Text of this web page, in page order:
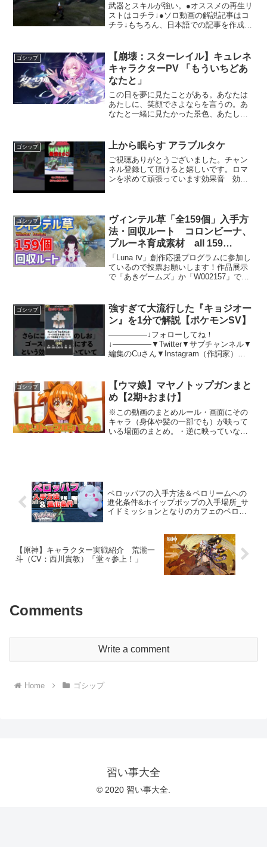
武器とスキルが強い。●オススメの再生リ
ストはコチラ↓●ソロ動画の解説記事はコ
チラ↓もちろん、日本語での記事を作成い
そのトピックに基づいた情報提供を行い
ます。ここでは「パ...
ゴシップ
【崩壊：スターレイル】キュレネ
キャラクターPV 「もういちどあ
なたと」
この日を夢に見たことがある。あなたは
あたしに、笑顔でさよならを言うの。あ
なたと一緒に見たかった景色、あたしは
る。だから、あなたは安心して旅立って
いいのよ。あたしがここに...
ゴシップ 上から眠らす アラブルタケ
ご視聴ありがとうございました。チャン
ネル登録して頂けると嬉しいです。ロマ
ンを求めて頑張っています効果音 効果
て非常に注目されて...
ゴシップ
ヴィンテル草「全159個」入手方
法・回収ルート コロンビーナ、
プルーネ育成素材 all 159
Winter Icelea Locations 冬凌
草 ナド・クライ Genshin 空
月の歌 原神
「Luna Ⅳ」創作応援プログラムに参加し
ているので投票お願いします！作品展示
で「あきゲームズ」か「W002157」で検
法・回収ルートです。コロンビーナ、プ
ルーネのレ...
ゴシップ
強すぎて大流行した『キョジオー
ン』を1分で解説【ポケモンSV】
―――――↓フォローしてね！
↓―――――▼Twitter▼サブチャンネル▼
編集のCuさん▼Instagram（作詞家）
新ポケモン「巨人オン」...
ゴシップ
【ウマ娘】マヤノトップガンまと
め【2期+おまけ】
※この動画のまとめルール・画面にその
キャラ（身体や髪の一部でも）が映って
いる場面のまとめ。・逆に映っていなけ
ペロッパフの入手方法＆ペロリームへの
進化条件&ホイップポップの入手場所_サ
イドミッションとなりのカフェのペロリ
【原神】キャラクター実戦紹介 荒瀧一
斗（CV：西川貴教）「堂々参上！」
Comments
Write a comment
Home ゴシップ
習い事大全
© 2020 習い事大全.